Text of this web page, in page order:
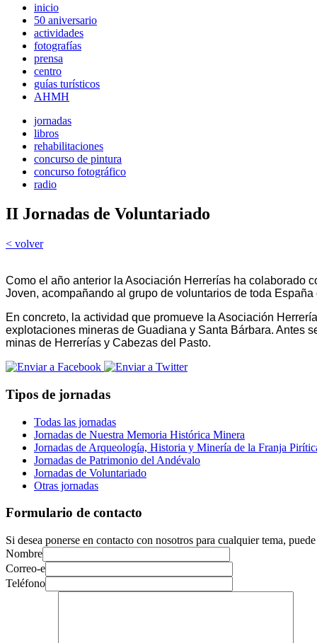
inicio
50 aniversario
actividades
fotografías
prensa
centro
guías turísticos
AHMH
jornadas
libros
rehabilitaciones
concurso de pintura
concurso fotográfico
radio
II Jornadas de Voluntariado
< volver
Como el año anterior la Asociación Herrerías ha colaborado
Joven, acompañando al grupo de voluntarios de toda
En concreto, la actividad que promueve la Asociación
explotaciones mineras de Guadiana y Santa Bárbara. Antes
minas de Herrerías y Cabezas del Pasto.
Tipos de jornadas
Todas las jornadas
Jornadas de Nuestra Memoria Histórica Minera
Jornadas de Arqueología, Historia y Minería de la Franja
Jornadas de Patrimonio del Andévalo
Jornadas de Voluntariado
Otras jornadas
Formulario de contacto
Si desea ponerse en contacto con nosotros para cualquier tema,
Nombre
Correo-e
Teléfono